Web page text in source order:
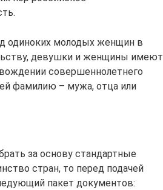
одиноких молодых женщин в
девушки и женщины имеют
совершеннолетнего
фамилию – мужа, отца или
за основу стандартные
стран, то перед подачей
пакет документов: